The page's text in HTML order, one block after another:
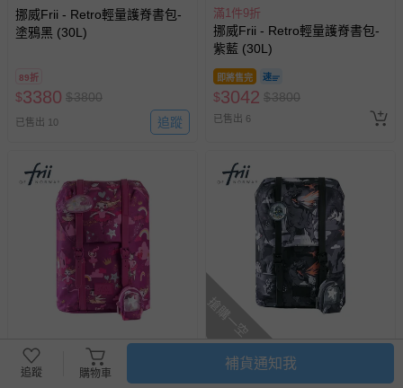
挪威Frii - Retro輕量護脊書包-
塗鴉黑 (30L)
89折
$3380 $3800
已售出 10 追蹤
滿1件9折
挪威Frii - Retro輕量護脊書包-
紫藍 (30L)
即將售完
$3042 $3800
已售出 6
滿1件9折
挪威Frii - Retro輕量護脊書包-
搶購一空
滿1件9折
挪威Frii - Retro輕量護脊書包-
追蹤 購物車
補貨通知我